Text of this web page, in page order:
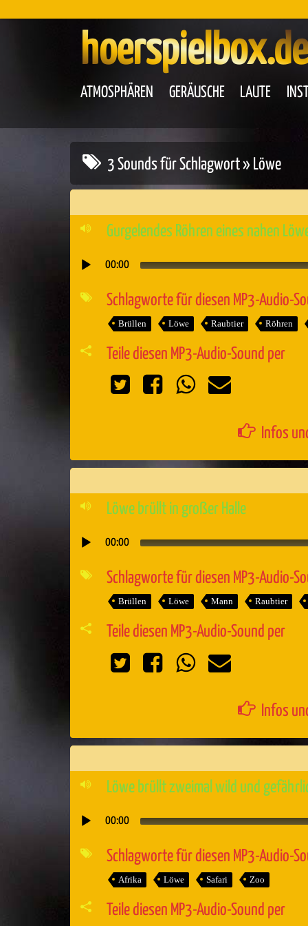
hoerspielbox.de
ATMOSPHÄREN GERÄUSCHE LAUTE
3 Sounds für Schlagwort » Löwe
Gurgelendes Röhren eines nahen
Audio-
Player
00:00
Schlagworte für diesen MP3-Audio-
Brüllen Löwe Raubtier Röhren
Teile diesen MP3-Audio-Sound per
Infos
Löwe brüllt in großer Halle
Audio-
Player
00:00
Schlagworte für diesen MP3-Audio-
Brüllen Löwe Mann Raubtier
Teile diesen MP3-Audio-Sound per
Infos
Löwe brüllt zweimal wild und
Audio-
Player
00:00
Schlagworte für diesen MP3-Audio-
Afrika Löwe Safari Zoo
Teile diesen MP3-Audio-Sound per